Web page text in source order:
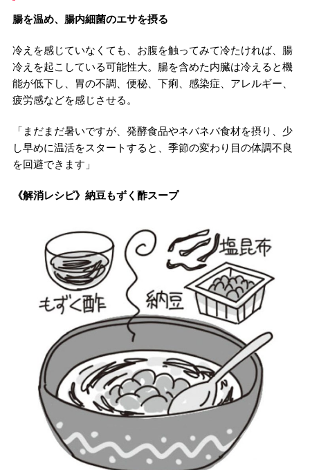
腸を温め、腸内細菌のエサを摂る
冷えを感じていなくても、お腹を触ってみて冷たければ、腸
冷えを起こしている可能性大。腸を含めた内臓は冷えると機
能が低下し、胃の不調、便秘、下痢、感染症、アレルギー、
疲労感などを感じさせる。
「まだまだ暑いですが、発酵食品やネバネバ食材を摂り、少
し早めに温活をスタートすると、季節の変わり目の体調不良
を回避できます」
《解消レシピ》納豆もずく酢スープ